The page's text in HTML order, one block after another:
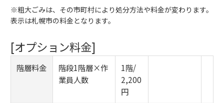
※粗大ごみは、その市町村により処分方法や料金が変わります。
表示は札幌市の料金となります。
[オプション料金]
階層料金
階段1階層×作
業員人数
1階/
2,200
円